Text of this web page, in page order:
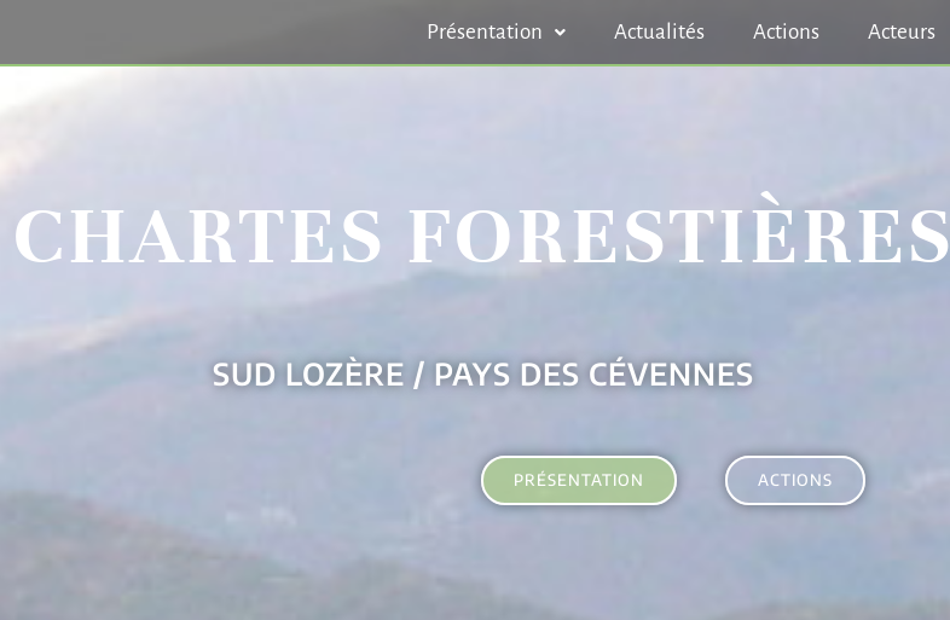
Présentation Actualités Actions Acteurs
CHARTES FORESTIÈRES
SUD LOZÈRE / PAYS DES CÉVENNES
PRÉSENTATION ACTIONS